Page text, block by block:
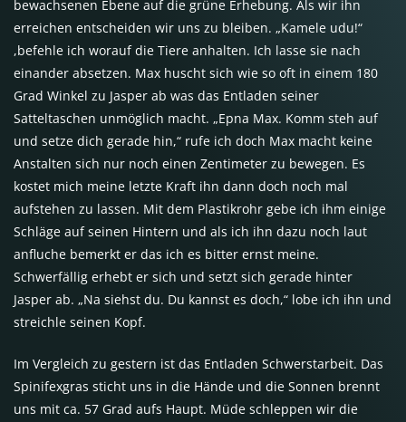
bewachsenen Ebene auf die grüne Erhebung. Als wir ihn
erreichen entscheiden wir uns zu bleiben. „Kamele udu!“
,befehle ich worauf die Tiere anhalten. Ich lasse sie nach
einander absetzen. Max huscht sich wie so oft in einem 180
Grad Winkel zu Jasper ab was das Entladen seiner
Satteltaschen unmöglich macht. „Epna Max. Komm steh auf
und setze dich gerade hin,“ rufe ich doch Max macht keine
Anstalten sich nur noch einen Zentimeter zu bewegen. Es
kostet mich meine letzte Kraft ihn dann doch noch mal
aufstehen zu lassen. Mit dem Plastikrohr gebe ich ihm einige
Schläge auf seinen Hintern und als ich ihn dazu noch laut
anfluche bemerkt er das ich es bitter ernst meine.
Schwerfällig erhebt er sich und setzt sich gerade hinter
Jasper ab. „Na siehst du. Du kannst es doch,“ lobe ich ihn und
streichle seinen Kopf.
Im Vergleich zu gestern ist das Entladen Schwerstarbeit. Das
Spinifexgras sticht uns in die Hände und die Sonnen brennt
uns mit ca. 57 Grad aufs Haupt. Müde schleppen wir die